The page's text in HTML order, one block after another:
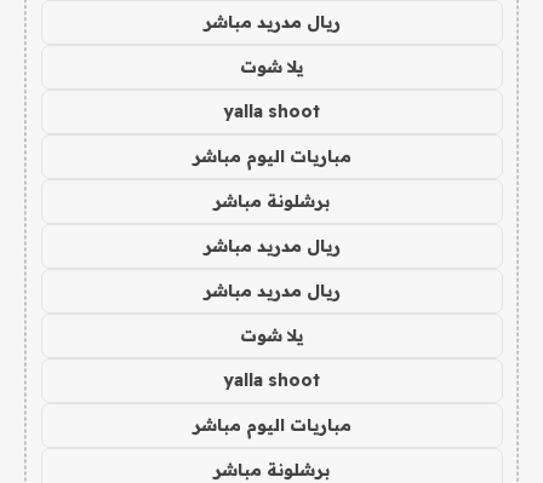
ريال مدريد مباشر
يلا شوت
yalla shoot
مباريات اليوم مباشر
برشلونة مباشر
ريال مدريد مباشر
ريال مدريد مباشر
يلا شوت
yalla shoot
مباريات اليوم مباشر
برشلونة مباشر